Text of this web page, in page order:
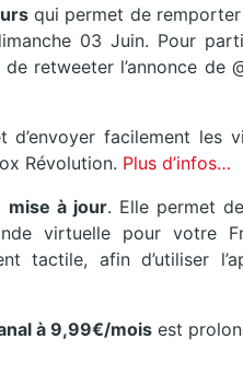
qui permet de
03 Juin. Pour
retweeter l’annonce de
d’envoyer facilement les
Révolution. Plus d’infos…
mise à jour. Elle permet
virtuelle pour votre
tactile, afin d’utiliser
à 9,99€/mois est